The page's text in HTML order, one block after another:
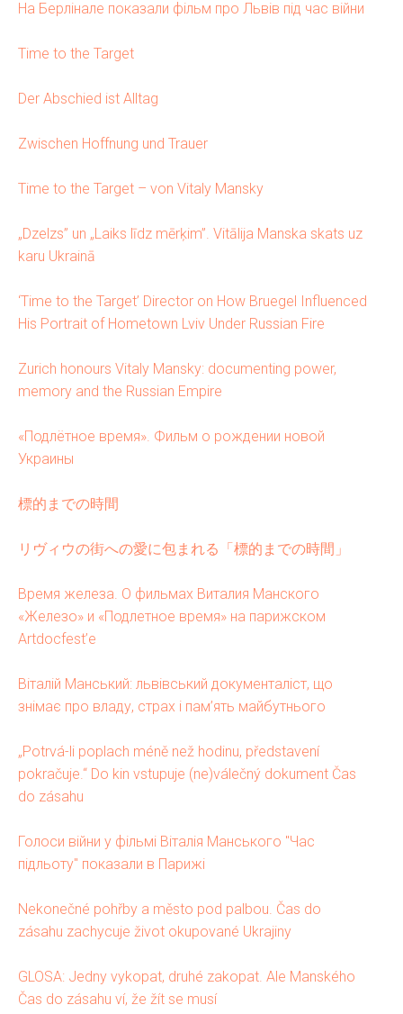
На Берлінале показали фільм про Львів під час війни
Time to the Target
Der Abschied ist Alltag
Zwischen Hoffnung und Trauer
Time to the Target – von Vitaly Mansky
„Dzelzs” un „Laiks līdz mērķim”. Vitālija Manska skats uz
karu Ukrainā
‘Time to the Target’ Director on How Bruegel Influenced
His Portrait of Hometown Lviv Under Russian Fire
Zurich honours Vitaly Mansky: documenting power,
memory and the Russian Empire
«Подлётное время». Фильм о рождении новой
Украины
標的までの時間
リヴィウの街への愛に包まれる「標的までの時間」
Время железа. О фильмах Виталия Манского
«Железо» и «Подлетное время» на парижском
Artdocfest’е
Віталій Манський: львівський документаліст, що
знімає про владу, страх і пам’ять майбутнього
„Potrvá-li poplach méně než hodinu, představení
pokračuje.“ Do kin vstupuje (ne)válečný dokument Čas
do zásahu
Голоси війни у фільмі Віталія Манського "Час
підльоту" показали в Парижі
Nekonečné pohřby a město pod palbou. Čas do
zásahu zachycuje život okupované Ukrajiny
GLOSA: Jedny vykopat, druhé zakopat. Ale Manského
Čas do zásahu ví, že žít se musí